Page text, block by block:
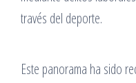
través del deporte.
Este panorama ha sido